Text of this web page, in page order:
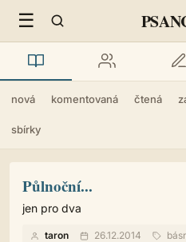
☰
nová komentovaná čtená
sbírky
Půlnoční...
jen pro dva
taron 26.12.2014